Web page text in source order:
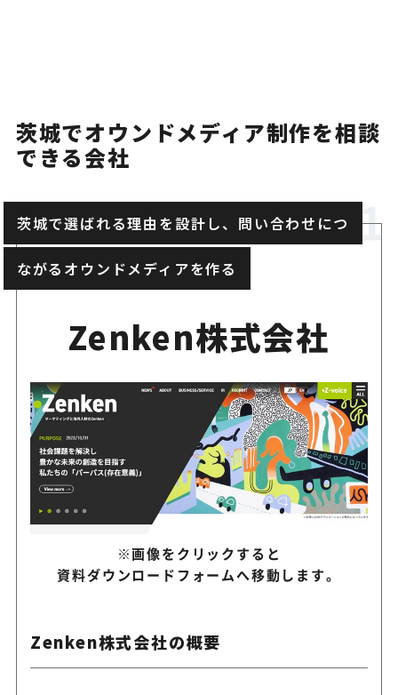
茨城でオウンドメディア制作を相談
できる会社
茨城で選ばれる理由を設計し、問い合わせにつ
ながるオウンドメディアを作る
Zenken株式会社
※画像をクリックすると
資料ダウンロードフォームへ移動します。
Zenken株式会社の概要